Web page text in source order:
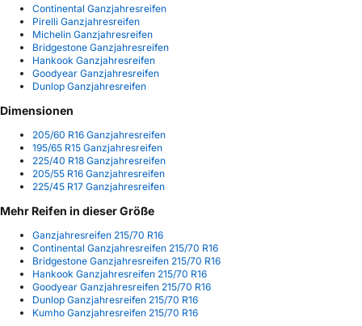
Continental Ganzjahresreifen
Pirelli Ganzjahresreifen
Michelin Ganzjahresreifen
Bridgestone Ganzjahresreifen
Hankook Ganzjahresreifen
Goodyear Ganzjahresreifen
Dunlop Ganzjahresreifen
Dimensionen
205/60 R16 Ganzjahresreifen
195/65 R15 Ganzjahresreifen
225/40 R18 Ganzjahresreifen
205/55 R16 Ganzjahresreifen
225/45 R17 Ganzjahresreifen
Mehr Reifen in dieser Größe
Ganzjahresreifen 215/70 R16
Continental Ganzjahresreifen 215/70 R16
Bridgestone Ganzjahresreifen 215/70 R16
Hankook Ganzjahresreifen 215/70 R16
Goodyear Ganzjahresreifen 215/70 R16
Dunlop Ganzjahresreifen 215/70 R16
Kumho Ganzjahresreifen 215/70 R16